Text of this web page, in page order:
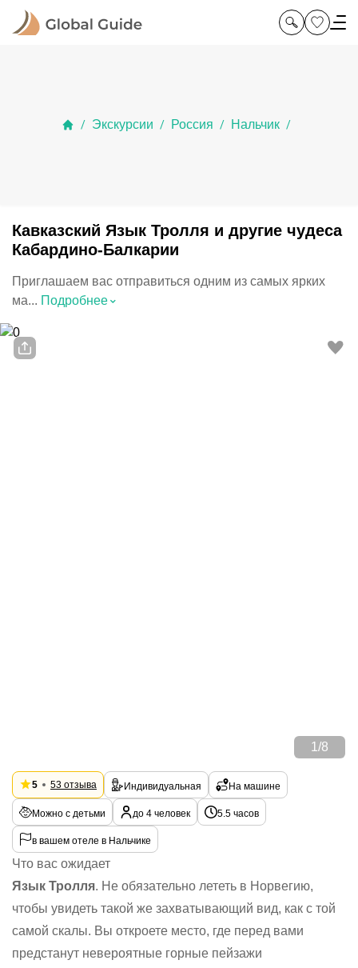
/ Экскурсии / Россия / Нальчик /
Кавказский Язык Тролля и другие чудеса
Кабардино-Балкарии
Приглашаем вас отправиться одним из самых ярких
ма... Подробнее⌃
1 /8
5 53 отзыва Индивидуальная На машине
Можно с детьми до 4 человек 5.5 часов
в вашем отеле в Нальчике
Что вас ожидает
Язык Тролля. Не обязательно лететь в Норвегию,
чтобы увидеть такой же захватывающий вид, как с той
самой скалы. Вы откроете место, где перед вами
предстанут невероятные горные пейзажи